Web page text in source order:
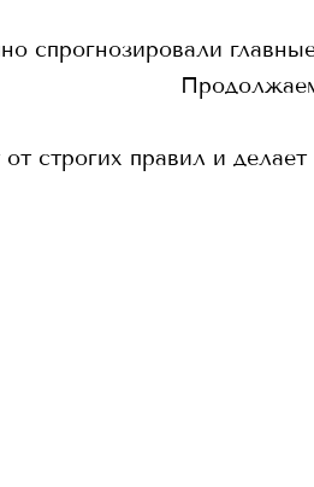
спрогнозировали
строгих правил и